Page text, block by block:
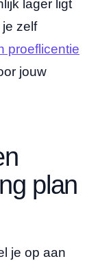
lager ligt
zelf
proeflicentie
jouw
plan
je op aan